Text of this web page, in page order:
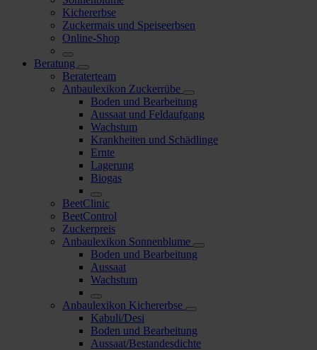
Kichererbse
Zuckermais und Speiseerbsen
Online-Shop
Beratung
Beraterteam
Anbaulexikon Zuckerrübe
Boden und Bearbeitung
Aussaat und Feldaufgang
Wachstum
Krankheiten und Schädlinge
Ernte
Lagerung
Biogas
BeetClinic
BeetControl
Zuckerpreis
Anbaulexikon Sonnenblume
Boden und Bearbeitung
Aussaat
Wachstum
Anbaulexikon Kichererbse
Kabuli/Desi
Boden und Bearbeitung
Aussaat/Bestandesdichte